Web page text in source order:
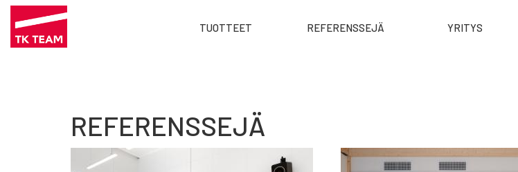
Hyppää
MainTUOTTEET REFERENSSEJÄ YRITYS
REFERENSSEJÄ